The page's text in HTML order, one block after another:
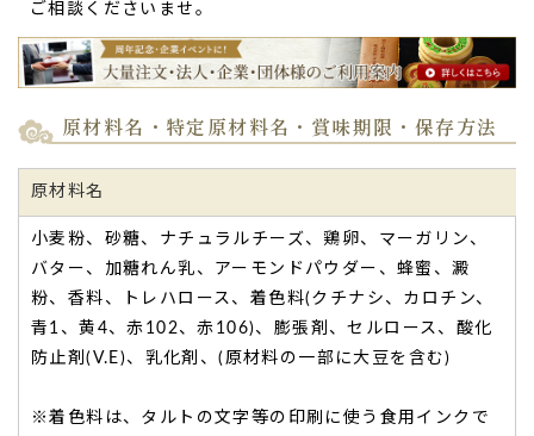
ご相談くださいませ。
原材料名・特定原材料名・賞味期限・保存方法
原材料名
小麦粉、砂糖、ナチュラルチーズ、鶏卵、マーガリン、
バター、加糖れん乳、アーモンドパウダー、蜂蜜、澱
粉、香料、トレハロース、着色料(クチナシ、カロチン、
青1、黄4、赤102、赤106)、膨張剤、セルロース、酸化
防止剤(V.E)、乳化剤、(原材料の一部に大豆を含む)
※着色料は、タルトの文字等の印刷に使う食用インクで